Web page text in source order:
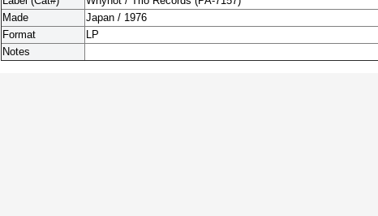
Made
Japan / 1976
Format
LP
Notes